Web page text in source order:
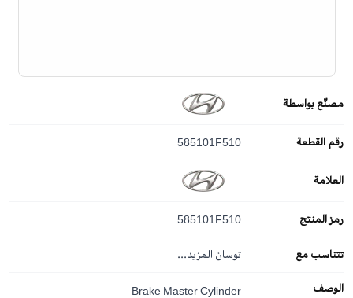
مصنّع بواسطة
رقم القطعة 585101F510
العلامة
رمز المنتج 585101F510
تتناسب مع توسان المزيد...
الوصف Brake Master Cylinder